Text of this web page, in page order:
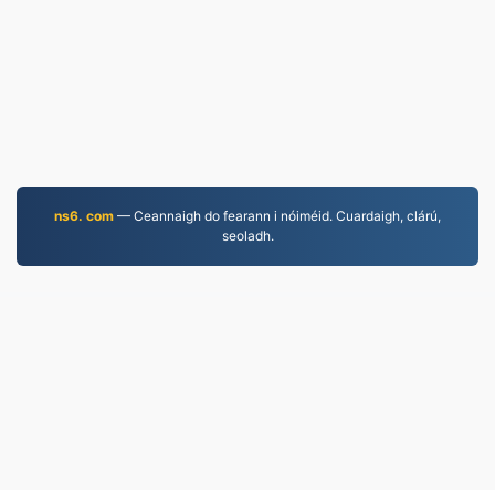
ns6. com — Ceannaigh do fearann i nóiméid. Cuardaigh, clárú,
seoladh.